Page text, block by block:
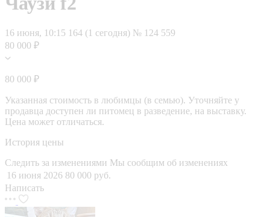
16 июня, 10:15 164 (1 сегодня) № 124 559
80 000 ₽
80 000 ₽
Указанная стоимость в любимцы (в семью). Уточняйте у
продавца доступен ли питомец в разведение, на выставку.
Цена может отличаться.
История цены
Следить за изменениями Мы сообщим об изменениях
16 июня 2026 80 000 руб.
Написать